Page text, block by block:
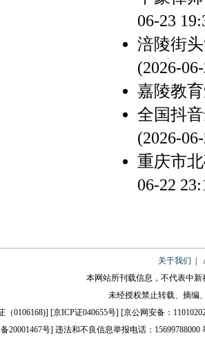
06-23
涪陵街
(2026-
嘉陵教
全国抖
(2026-
重庆市
06-22
关于我们 |
本网站所刊载信息，不代表中
未经授权禁止转载、摘编
（0106168)] [京ICP证040655号] [京公网安备：
20001467号] 违法和不良信息举报电话：15699788000